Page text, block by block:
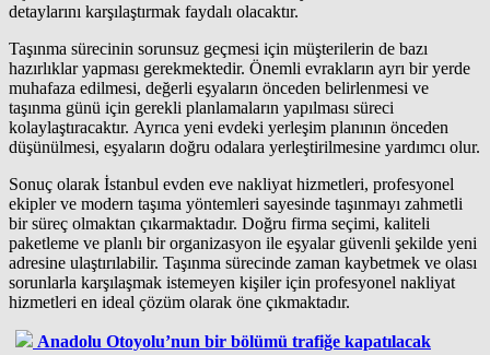
detaylarını karşılaştırmak faydalı olacaktır.
Taşınma sürecinin sorunsuz geçmesi için müşterilerin de bazı
hazırlıklar yapması gerekmektedir. Önemli evrakların ayrı bir yerde
muhafaza edilmesi, değerli eşyaların önceden belirlenmesi ve
taşınma günü için gerekli planlamaların yapılması süreci
kolaylaştıracaktır. Ayrıca yeni evdeki yerleşim planının önceden
düşünülmesi, eşyaların doğru odalara yerleştirilmesine yardımcı olur.
Sonuç olarak İstanbul evden eve nakliyat hizmetleri, profesyonel
ekipler ve modern taşıma yöntemleri sayesinde taşınmayı zahmetli
bir süreç olmaktan çıkarmaktadır. Doğru firma seçimi, kaliteli
paketleme ve planlı bir organizasyon ile eşyalar güvenli şekilde yeni
adresine ulaştırılabilir. Taşınma sürecinde zaman kaybetmek ve olası
sorunlarla karşılaşmak istemeyen kişiler için profesyonel nakliyat
hizmetleri en ideal çözüm olarak öne çıkmaktadır.
Anadolu Otoyolu’nun bir bölümü trafiğe kapatılacak